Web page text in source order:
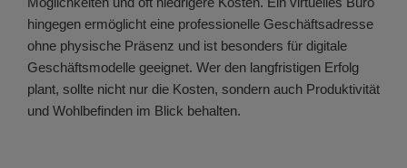
hingegen ermöglicht eine professionelle Geschäftsadresse
ohne physische Präsenz und ist besonders für digitale
Geschäftsmodelle geeignet. Wer den langfristigen Erfolg
plant, sollte nicht nur die Kosten, sondern auch Produktivität
und Wohlbefinden im Blick behalten.